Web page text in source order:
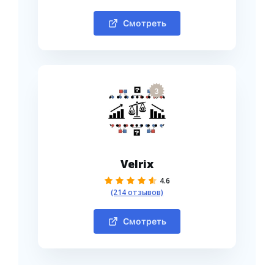
Смотреть
3
Velrix
4.6
(214 отзывов)
Смотреть